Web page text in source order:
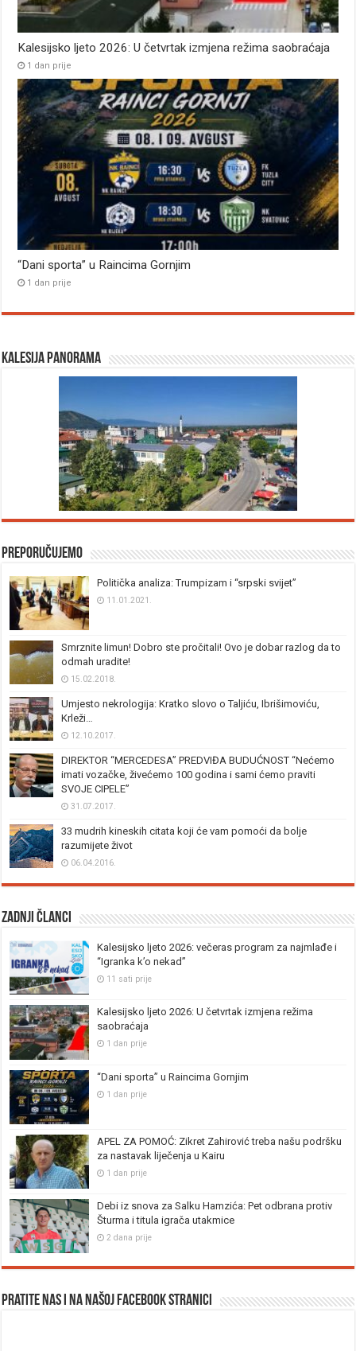
Kalesijsko ljeto 2026: U četvrtak izmjena režima saobraćaja
1 dan prije
“Dani sporta” u Raincima Gornjim
1 dan prije
Kalesija panorama
Preporučujemo
Politička analiza: Trumpizam i “srpski svijet”
11.01.2021.
Smrznite limun! Dobro ste pročitali! Ovo je dobar razlog da to
odmah uradite!
15.02.2018.
Umjesto nekrologija: Kratko slovo o Taljiću, Ibrišimoviću,
Krleži…
12.10.2017.
DIREKTOR “MERCEDESA” PREDVIĐA BUDUĆNOST “Nećemo
imati vozačke, živećemo 100 godina i sami ćemo praviti
SVOJE CIPELE”
31.07.2017.
33 mudrih kineskih citata koji će vam pomoći da bolje
razumijete život
06.04.2016.
Zadnji članci
Kalesijsko ljeto 2026: večeras program za najmlađe i
“Igranka k’o nekad”
11 sati prije
Kalesijsko ljeto 2026: U četvrtak izmjena režima
saobraćaja
1 dan prije
“Dani sporta” u Raincima Gornjim
1 dan prije
APEL ZA POMOĆ: Zikret Zahirović treba našu podršku
za nastavak liječenja u Kairu
1 dan prije
Debi iz snova za Salku Hamzića: Pet odbrana protiv
Šturma i titula igrača utakmice
2 dana prije
Pratite nas i na našoj facebook stranici